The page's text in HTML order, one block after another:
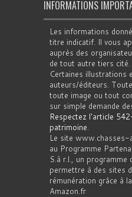
INFORMATIONS
Les informations
titre indicatif. Il vous
auprès des
de tout autre tiers cité.
Certaines
auteurs/éditeurs.
toute image ou tout
sur simple demande
Respectez l'article
patrimoine.
Le site
au Programme
S.à r.l., un programme
permettre à des sites
rémunération grâce à
Amazon.fr